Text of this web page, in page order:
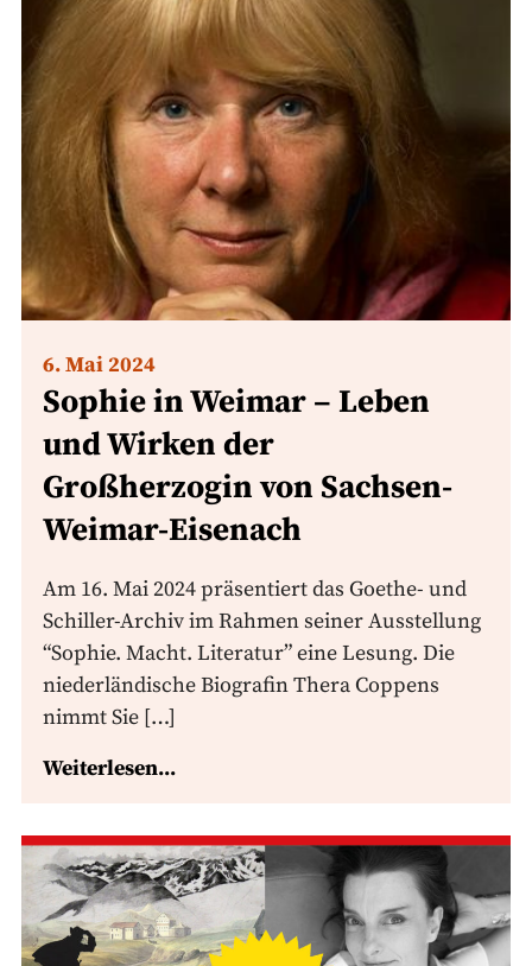
6. Mai 2024
Sophie in Weimar – Leben
und Wirken der
Großherzogin von Sachsen-
Weimar-Eisenach
Am 16. Mai 2024 präsentiert das Goethe- und
Schiller-Archiv im Rahmen seiner Ausstellung
“Sophie. Macht. Literatur” eine Lesung. Die
niederländische Biografin Thera Coppens
nimmt Sie […]
Weiterlesen...